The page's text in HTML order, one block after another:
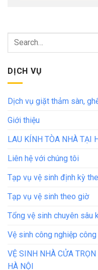
DỊCH VỤ
Dịch vụ giặt thảm sàn,
Giới thiệu
LAU KÍNH TÒA NHÀ TẠI
Liên hệ với chúng tôi
Tạp vụ vệ sinh định kỳ
Tạp vụ vệ sinh theo giờ
Tổng vệ sinh chuyên sâu
Vệ sinh công nghiệp
VỆ SINH NHÀ CỬA
HÀ NỘI